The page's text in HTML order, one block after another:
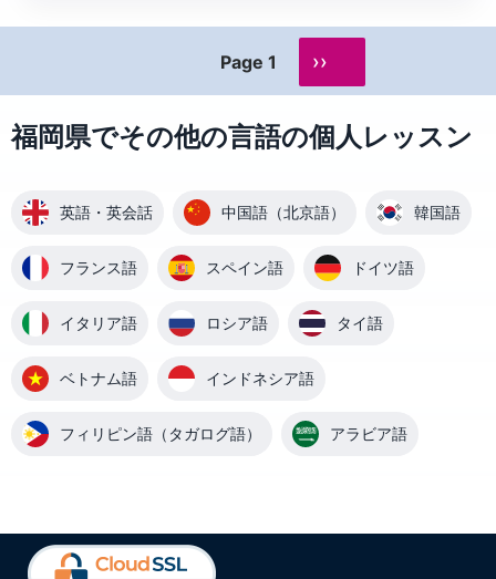
Page 1 ››
福岡県でその他の言語の個人レッスン
英語・英会話 中国語（北京語） 韓国語
フランス語 スペイン語 ドイツ語
イタリア語 ロシア語 タイ語
ベトナム語 インドネシア語
フィリピン語（タガログ語） アラビア語